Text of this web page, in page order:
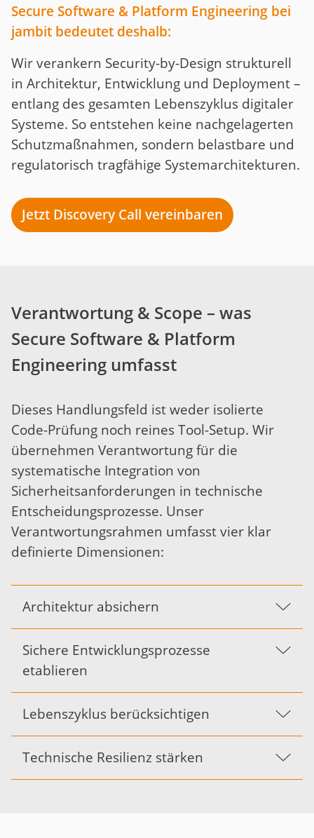
Secure Software & Platform Engineering bei
jambit bedeutet deshalb:
Wir verankern Security-by-Design strukturell
in Architektur, Entwicklung und Deployment –
entlang des gesamten Lebenszyklus digitaler
Systeme. So entstehen keine nachgelagerten
Schutzmaßnahmen, sondern belastbare und
regulatorisch tragfähige Systemarchitekturen.
Jetzt Discovery Call vereinbaren
Verantwortung & Scope – was
Secure Software & Platform
Engineering umfasst
Dieses Handlungsfeld ist weder isolierte
Code-Prüfung noch reines Tool-Setup. Wir
übernehmen Verantwortung für die
systematische Integration von
Sicherheitsanforderungen in technische
Entscheidungsprozesse. Unser
Verantwortungsrahmen umfasst vier klar
definierte Dimensionen:
Architektur absichern
Sichere Entwicklungsprozesse
etablieren
Lebenszyklus berücksichtigen
Technische Resilienz stärken